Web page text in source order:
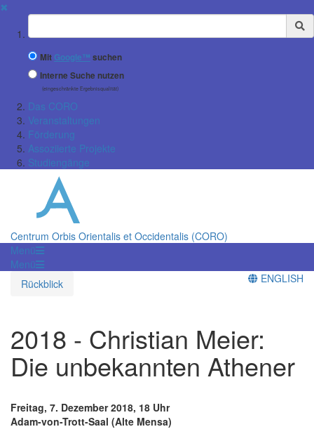
✖
Suchbegriff
Mit Google™ suchen
Interne Suche nutzen
(eingeschränkte Ergebnisqualität)
Das CORO
Veranstaltungen
Förderung
Assoziierte Projekte
Studiengänge
Centrum Orbis Orientalis et Occidentalis (CORO)
Menü
Menü
Rückblick
ENGLISH
2018 - Christian Meier:
Die unbekannten Athener
Freitag, 7. Dezember 2018, 18 Uhr
Adam-von-Trott-Saal (Alte Mensa)